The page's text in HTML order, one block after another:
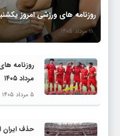
روزنامه های ورزشی امروز یکشنبه ۱۱ مرداد
۱۱ مرداد ۱۴۰۵
مرداد ۱۴۰۵
۵ مرداد ۱۴۰۵
حذف ایران